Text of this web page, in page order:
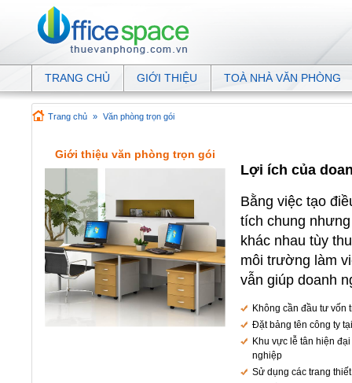
TRANG CHỦ GIỚI THIỆU TOÀ NHÀ VĂN PHÒNG
Trang chủ » Văn phòng trọn gói
Giới thiệu văn phòng trọn gói
Lợi ích của
Bằng việc tạo
tích chung
khác nhau tùy
môi trường làm
vẫn giúp doanh
Không cần đầu tư vốn
Đặt bảng tên công ty
Khu vực lễ tân hiện
nghiệp
Sử dụng các trang